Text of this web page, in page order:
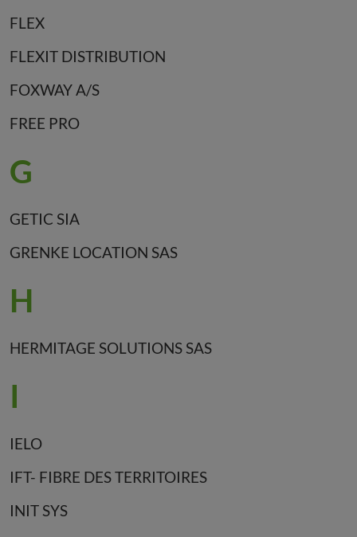
FLEX
FLEXIT DISTRIBUTION
FOXWAY A/S
FREE PRO
G
GETIC SIA
GRENKE LOCATION SAS
H
HERMITAGE SOLUTIONS SAS
I
IELO
IFT- FIBRE DES TERRITOIRES
INIT SYS